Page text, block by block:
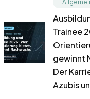
Trainee
gewinnt
Der
Azubis